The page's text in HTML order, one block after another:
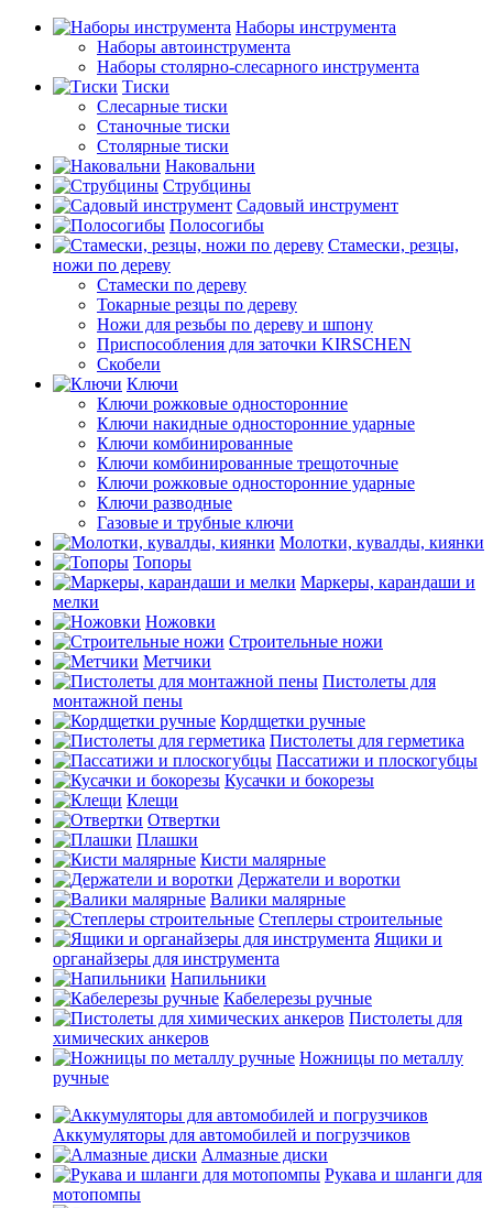
Наборы инструмента
Наборы автоинструмента
Наборы столярно-слесарного инструмента
Тиски
Слесарные тиски
Станочные тиски
Столярные тиски
Наковальни
Струбцины
Садовый инструмент
Полосогибы
Стамески, резцы,
ножи по дереву
Стамески по дереву
Токарные резцы по дереву
Ножи для резьбы по дереву и шпону
Приспособления для заточки KIRSCHEN
Скобели
Ключи
Ключи рожковые односторонние
Ключи накидные односторонние ударные
Ключи комбинированные
Ключи комбинированные трещоточные
Ключи рожковые односторонние ударные
Ключи разводные
Газовые и трубные ключи
Молотки, кувалды, киянки
Топоры
Маркеры, карандаши и
мелки
Ножовки
Строительные ножи
Метчики
Пистолеты для
монтажной пены
Кордщетки ручные
Пистолеты для герметика
Пассатижи и плоскогубцы
Кусачки и бокорезы
Клещи
Отвертки
Плашки
Кисти малярные
Держатели и воротки
Валики малярные
Степлеры строительные
Ящики и
органайзеры для инструмента
Напильники
Кабелерезы ручные
Пистолеты для
химических анкеров
Ножницы по металлу
ручные
Аккумуляторы для автомобилей и погрузчиков
Алмазные диски
Рукава и шланги для
мотопомпы